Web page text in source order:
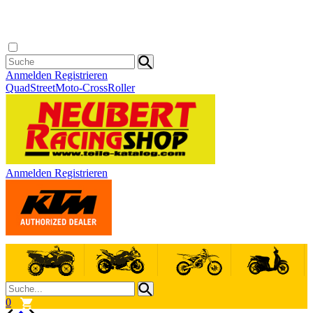
Anmelden Registrieren
QuadStreetMoto-CrossRoller
Anmelden Registrieren
0